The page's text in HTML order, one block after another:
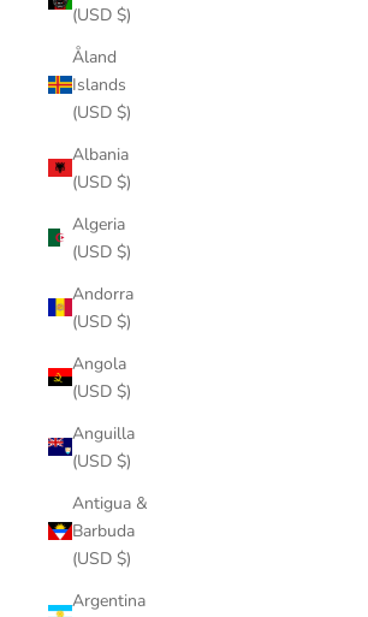
(USD $)
Åland
Islands
(USD $)
Albania
(USD $)
Algeria
(USD $)
Andorra
(USD $)
Angola
(USD $)
Anguilla
(USD $)
Antigua &
Barbuda
(USD $)
Argentina